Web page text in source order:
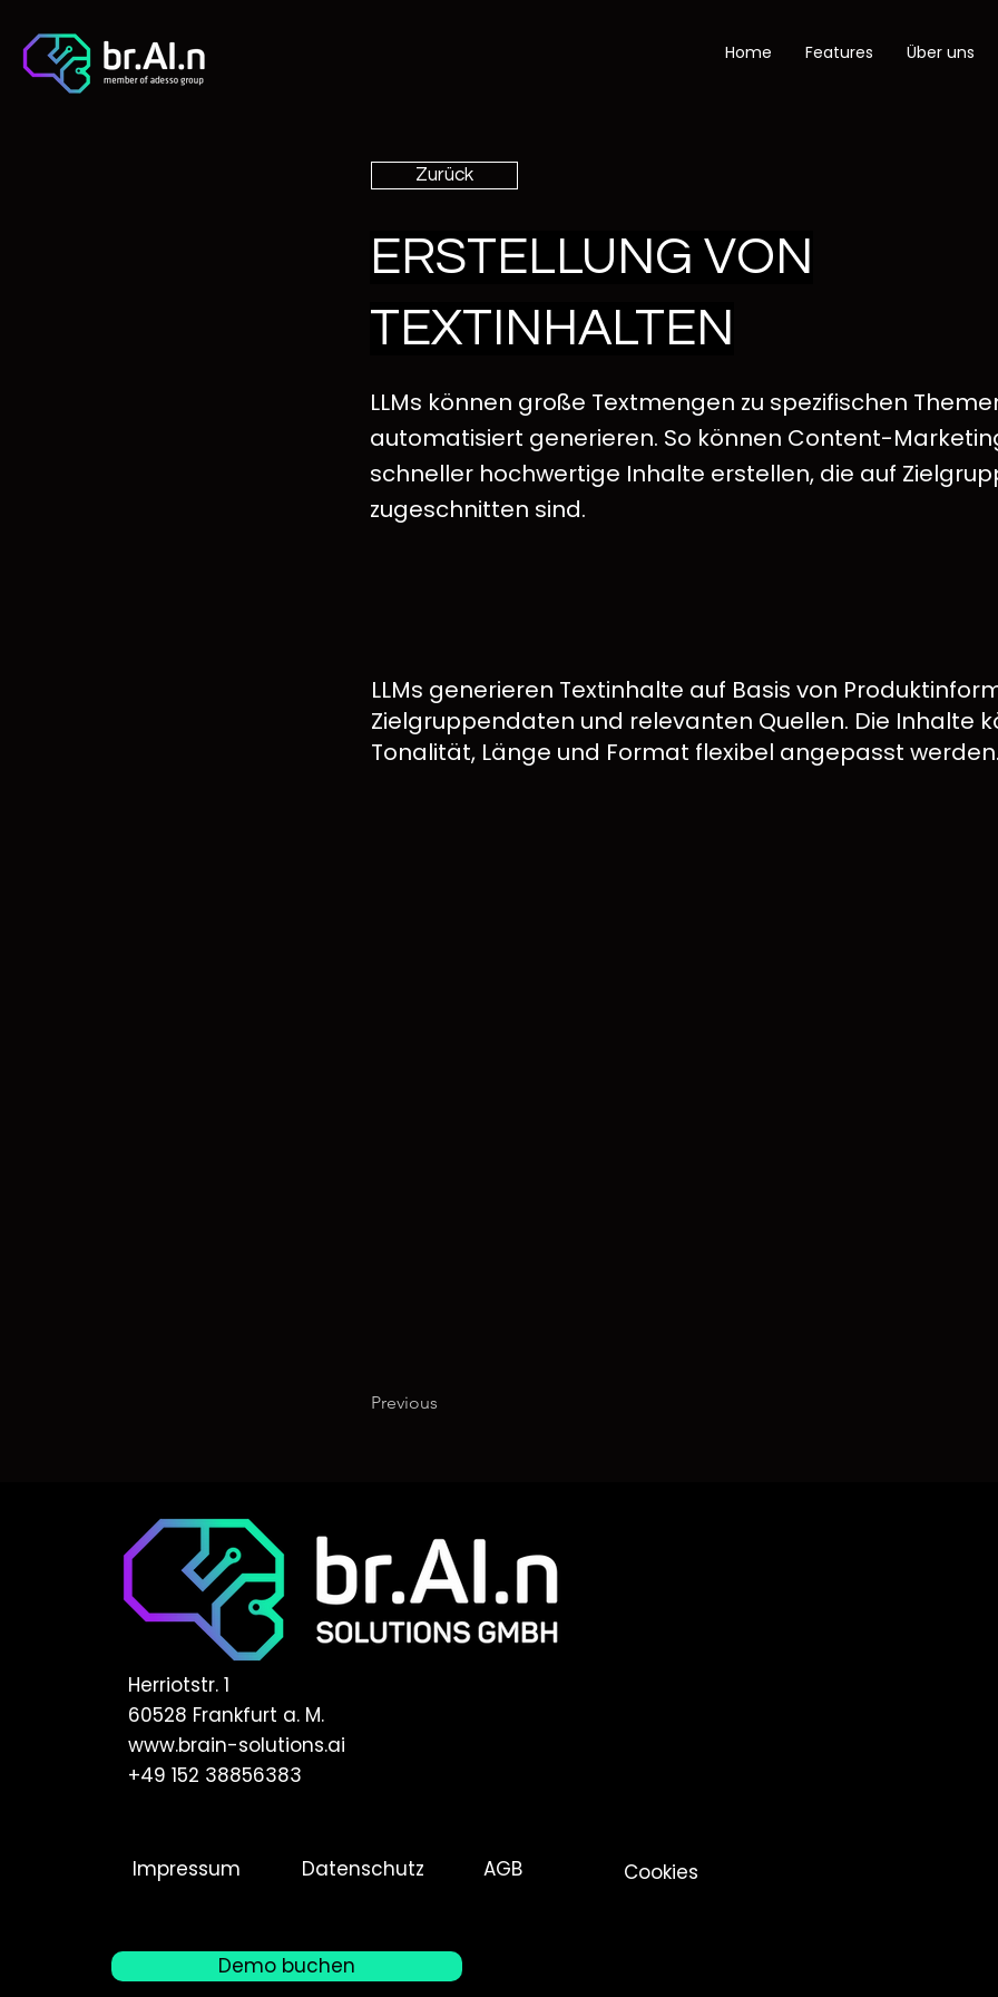
Home Features Über uns
Zurück
ERSTELLUNG VON
TEXTINHALTEN
LLMs können große Textmengen zu spezifischen
automatisiert generieren. So können Content-
schneller hochwertige Inhalte erstellen, die auf
zugeschnitten sind.
LLMs generieren Textinhalte auf Basis von
Zielgruppendaten und relevanten Quellen. Die Inhalte
Tonalität, Länge und Format flexibel angepasst
Previous
Herriotstr. 1
60528 Frankfurt a. M.
www.brain-solutions.ai
+49 152 38856383
Impressum Datenschutz AGB Cookies
Demo buchen